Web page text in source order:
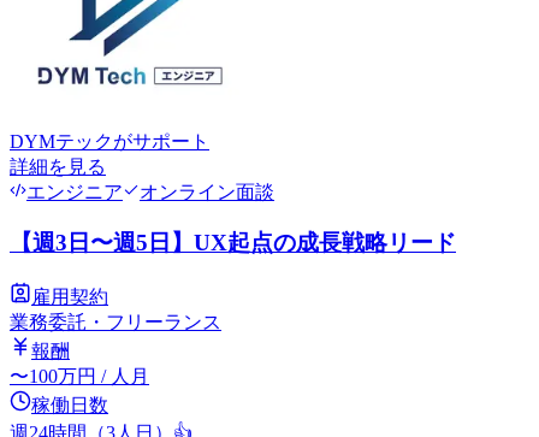
DYMテックがサポート
詳細を見る
エンジニア
オンライン面談
【週3日〜週5日】UX起点の成長戦略リード
雇用契約
業務委託・フリーランス
報酬
〜100万円 / 人月
稼働日数